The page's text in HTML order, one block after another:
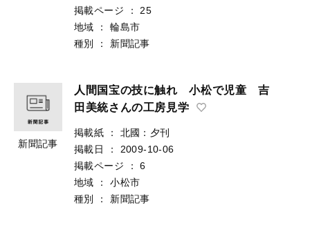
掲載ページ
：
25
地域
：
輪島市
種別
： 新聞記事
新聞記事
人間国宝の技に触れ 小松で児童 吉
田美統さんの工房見学
掲載紙 ：
北國：夕刊
掲載日
：
2009-10-06
掲載ページ
：
6
地域
：
小松市
種別
： 新聞記事